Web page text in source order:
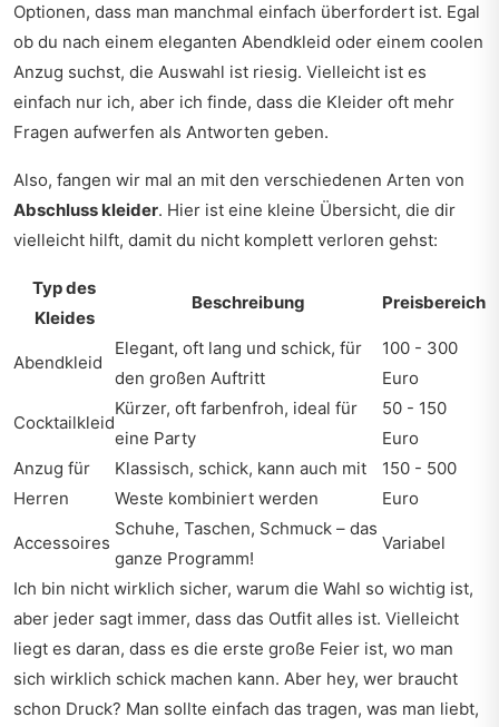
Optionen, dass man manchmal einfach überfordert ist. Egal
ob du nach einem eleganten Abendkleid oder einem coolen
Anzug suchst, die Auswahl ist riesig. Vielleicht ist es
einfach nur ich, aber ich finde, dass die Kleider oft mehr
Fragen aufwerfen als Antworten geben.
Also, fangen wir mal an mit den verschiedenen Arten von
Abschluss kleider. Hier ist eine kleine Übersicht, die dir
vielleicht hilft, damit du nicht komplett verloren gehst:
Typ des
Kleides
Beschreibung Preisbereich
Abendkleid
Elegant, oft lang und schick, für
den großen Auftritt
100 - 300
Euro
Cocktailkleid
Kürzer, oft farbenfroh, ideal für
eine Party
50 - 150
Euro
Anzug für
Herren
Klassisch, schick, kann auch mit
Weste kombiniert werden
150 - 500
Euro
Accessoires
Schuhe, Taschen, Schmuck – das
ganze Programm!
Variabel
Ich bin nicht wirklich sicher, warum die Wahl so wichtig ist,
aber jeder sagt immer, dass das Outfit alles ist. Vielleicht
liegt es daran, dass es die erste große Feier ist, wo man
sich wirklich schick machen kann. Aber hey, wer braucht
schon Druck? Man sollte einfach das tragen, was man liebt,